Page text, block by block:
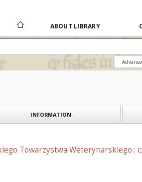
ABOUT LIBRARY
INFORMATION
Towarzystwa Weterynarskiego :